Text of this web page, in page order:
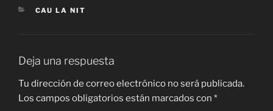
CATEGORÍAS
CAU LA NIT
Deja una respuesta
Tu dirección de correo electrónico no será publicada.
Los campos obligatorios están marcados con *